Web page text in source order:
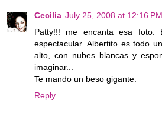
Cecilia July 25, 2008 at 12:16 PM
Patty!!! me encanta esa foto.
espectacular. Albertito es todo
alto, con nubes blancas y
imaginar...
Te mando un beso gigante.
Reply